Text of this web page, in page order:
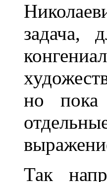
задача,
но пока
Так